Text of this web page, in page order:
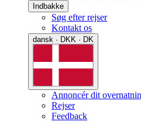
Indbakke
Søg efter rejser
Kontakt os
dansk · DKK · DK
Annoncér dit
Rejser
Feedback